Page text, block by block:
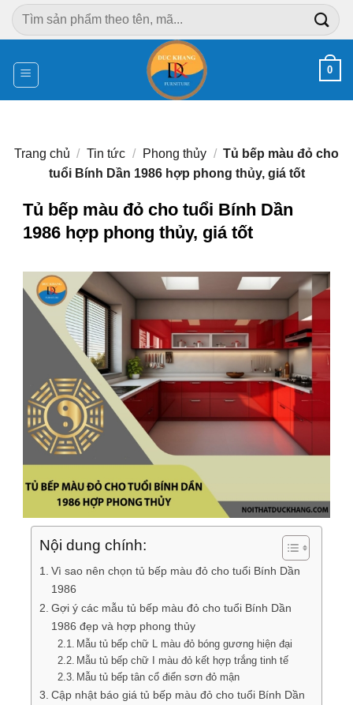
Chuyển
đến
dung
Tìm
kiếm:
0
Trang chủ / Tin tức / Phong thủy / Tủ bếp màu đỏ cho
tuổi Bính Dần 1986 hợp phong thủy, giá tốt
Tủ bếp màu đỏ cho tuổi Bính Dần
1986 hợp phong thủy, giá tốt
Nội dung chính:
Vì sao nên chọn tủ bếp màu đỏ cho tuổi Bính Dần
1986
Gợi ý các mẫu tủ bếp màu đỏ cho tuổi Bính Dần
1986 đẹp và hợp phong thủy
Mẫu tủ bếp chữ L màu đỏ bóng gương hiện đại
Mẫu tủ bếp chữ I màu đỏ kết hợp trắng tinh tế
Mẫu tủ bếp tân cổ điển sơn đỏ mận
Cập nhật báo giá tủ bếp màu đỏ cho tuổi Bính Dần